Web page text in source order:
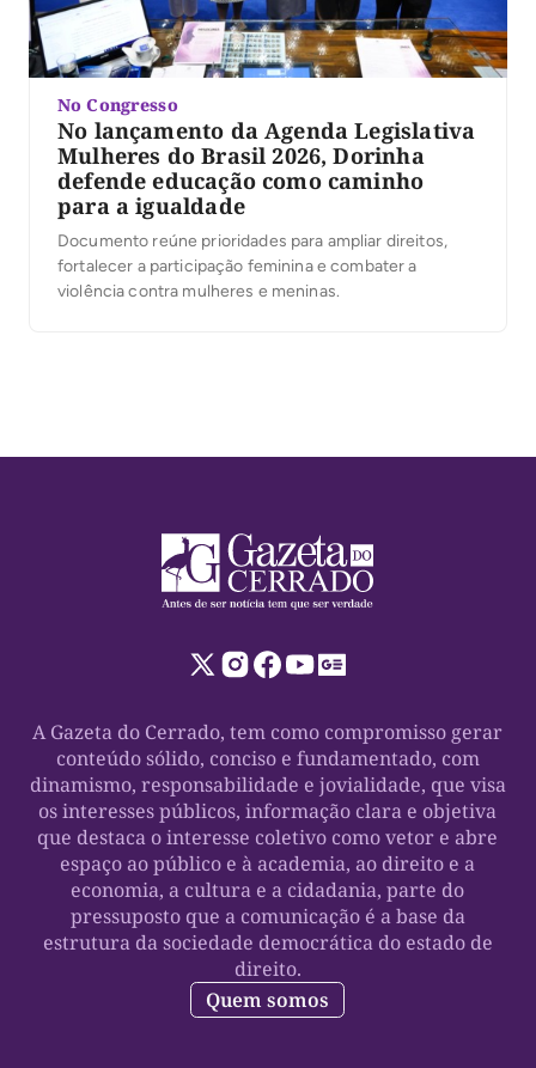
No Congresso
No lançamento da Agenda Legislativa
Mulheres do Brasil 2026, Dorinha
defende educação como caminho
para a igualdade
Documento reúne prioridades para ampliar direitos,
fortalecer a participação feminina e combater a
violência contra mulheres e meninas.
A Gazeta do Cerrado, tem como compromisso gerar
conteúdo sólido, conciso e fundamentado, com
dinamismo, responsabilidade e jovialidade, que visa
os interesses públicos, informação clara e objetiva
que destaca o interesse coletivo como vetor e abre
espaço ao público e à academia, ao direito e a
economia, a cultura e a cidadania, parte do
pressuposto que a comunicação é a base da
estrutura da sociedade democrática do estado de
direito.
Quem somos